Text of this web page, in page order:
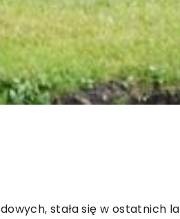
stała się w ostatnich